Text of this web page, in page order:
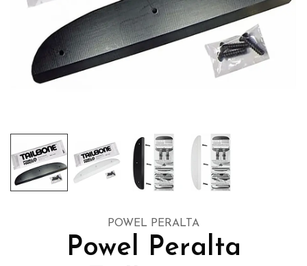
POWEL PERALTA
Powel Peralta